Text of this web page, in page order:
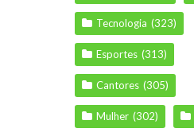
Tecnologia (323)
Esportes (313)
Cantores (305)
Mulher (302)